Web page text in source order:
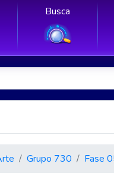
Busca
Grupo 730 Fase